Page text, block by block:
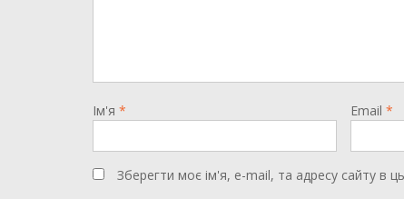
Ім'я * Email *
Зберегти моє ім'я, e-mail, та адресу сайту в